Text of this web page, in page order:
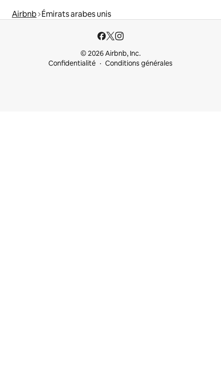
Airbnb Émirats arabes unis
© 2026 Airbnb, Inc.
Confidentialité
Conditions générales